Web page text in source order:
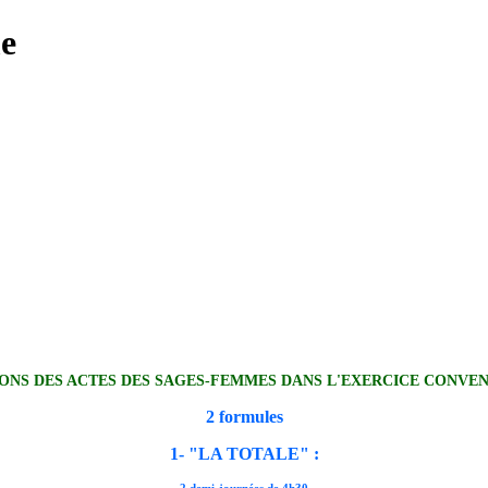
DES ACTES DES SAGES-FEMMES DANS L'EXERCICE
2 formules
1- "LA TOTALE" :